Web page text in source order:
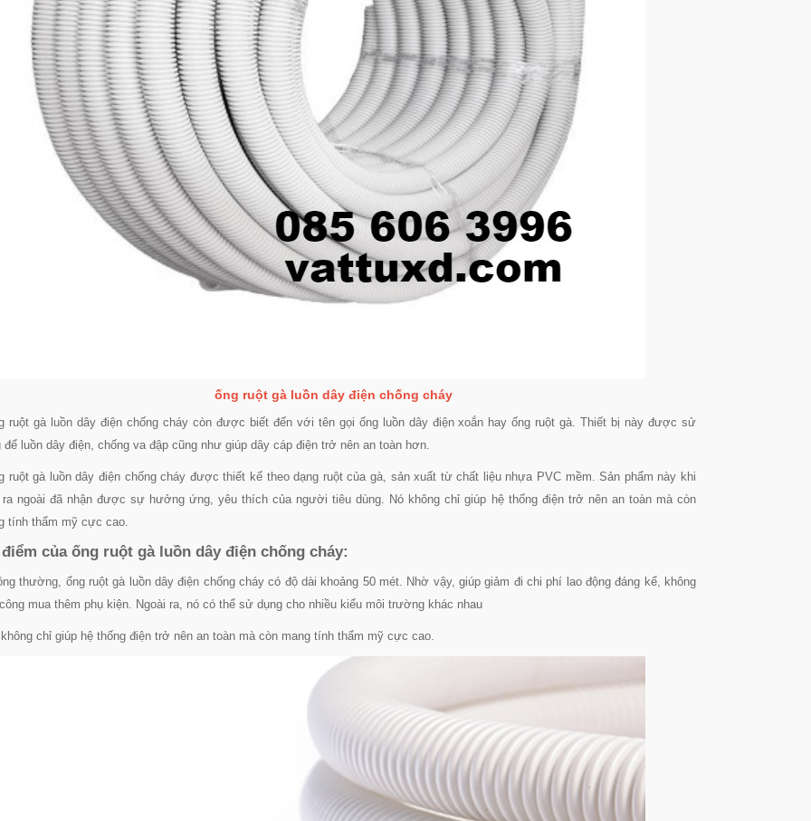
ống ruột gà luồn dây điện chống cháy
ruột gà luồn dây điện chống cháy còn được biết đến với tên gọi ống luồn dây điện xoắn hay ống ruột gà. Thiết bị này được sử
để luồn dây điện, chống va đập cũng như giúp dây cáp điện trở nên an toàn hơn.
ruột gà luồn dây điện chống cháy được thiết kế theo dạng ruột của gà, sản xuất từ chất liệu nhựa PVC mềm. Sản phẩm này khi
ra ngoài đã nhận được sự hưởng ứng, yêu thích của người tiêu dùng. Nó không chỉ giúp hệ thống điện trở nên an toàn mà còn
tính thẩm mỹ cực cao.
của ống ruột gà luồn dây điện chống cháy:
thường, ống ruột gà luồn dây điện chống cháy có độ dài khoảng 50 mét. Nhờ vậy, giúp giảm đi chi phí lao động đáng kể, không
mua thêm phụ kiện. Ngoài ra, nó có thể sử dụng cho nhiều kiểu môi trường khác nhau
chỉ giúp hệ thống điện trở nên an toàn mà còn mang tính thẩm mỹ cực cao.